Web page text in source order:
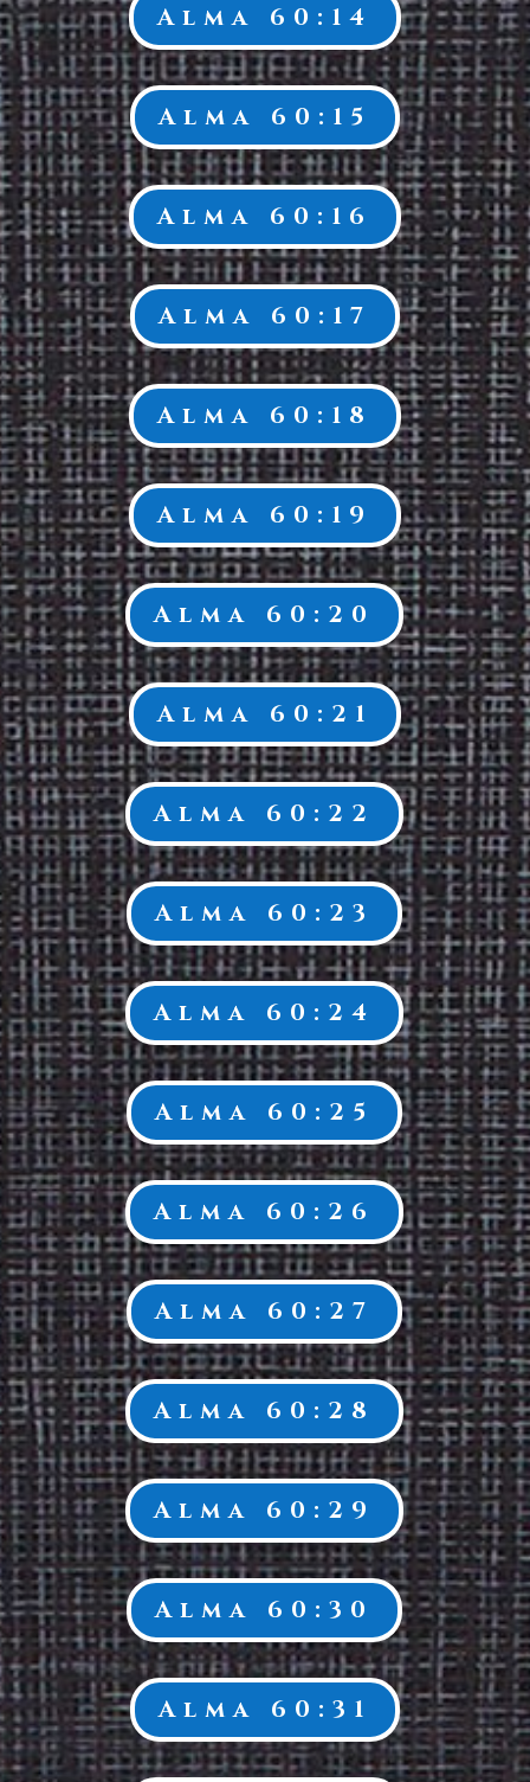
Alma 60:14
Alma 60:15
Alma 60:16
Alma 60:17
Alma 60:18
Alma 60:19
Alma 60:20
Alma 60:21
Alma 60:22
Alma 60:23
Alma 60:24
Alma 60:25
Alma 60:26
Alma 60:27
Alma 60:28
Alma 60:29
Alma 60:30
Alma 60:31